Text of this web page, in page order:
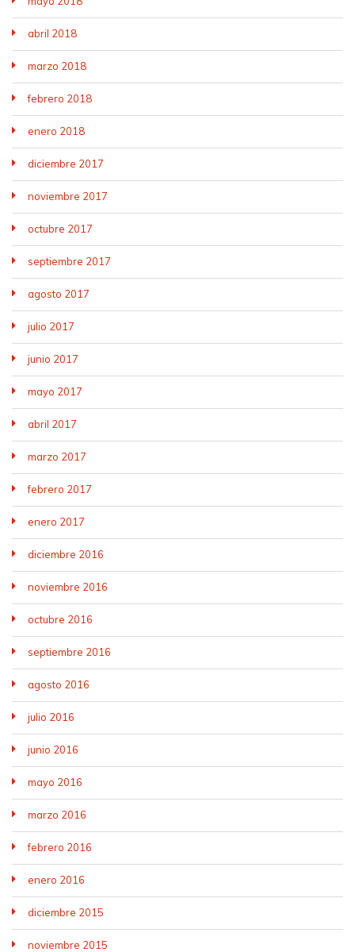
abril 2018
marzo 2018
febrero 2018
enero 2018
diciembre 2017
noviembre 2017
octubre 2017
septiembre 2017
agosto 2017
julio 2017
junio 2017
mayo 2017
abril 2017
marzo 2017
febrero 2017
enero 2017
diciembre 2016
noviembre 2016
octubre 2016
septiembre 2016
agosto 2016
julio 2016
junio 2016
mayo 2016
marzo 2016
febrero 2016
enero 2016
diciembre 2015
noviembre 2015